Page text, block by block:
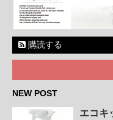
購読する
NEW POST
エコキ